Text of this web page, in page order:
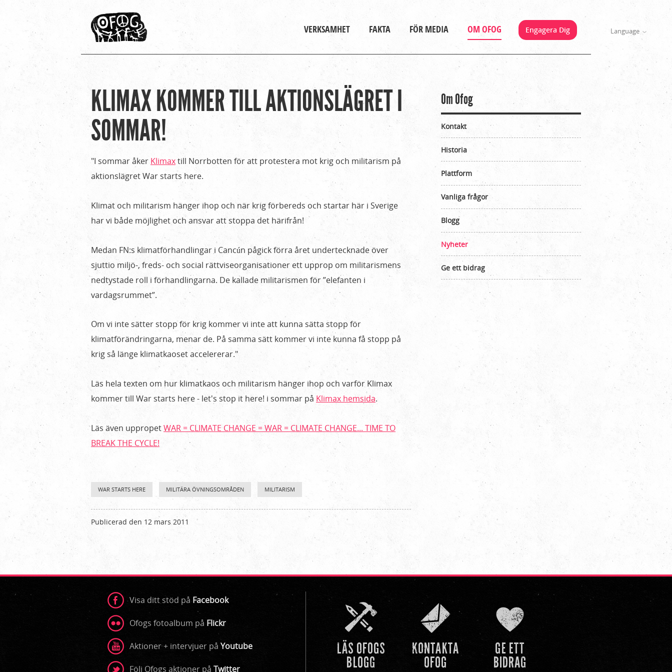
Gå till huvudinnehåll
Language
Huvudmeny
VERKSAMHET FAKTA FÖR MEDIA OM OFOG Engagera Dig
Du
är
här
Hem
›
Om
Ofog
Nyheter
kommer
sommar!
KLIMAX KOMMER TILL AKTIONSLÄGRET I
SOMMAR!
"I sommar åker Klimaxtill Norrbotten för att protestera mot krig och militarism på
aktionslägret War starts here.
Klimat och militarism hänger ihop och när krig förbereds och startar här i Sverige
har vi både möjlighet och ansvar att stoppa det härifrån!
Medan FN:s klimatförhandlingar i Cancún pågick förra året undertecknade över
sjuttio miljö-, freds- och social rättviseorganisationer ett upprop om militarismens
nedtystade roll i förhandlingarna. De kallade militarismen för ”elefanten i
vardagsrummet”.
Om vi inte sätter stopp för krig kommer vi inte att kunna sätta stopp för
klimatförändringarna, menar de. På samma sätt kommer vi inte kunna få stopp på
krig så länge klimatkaoset accelererar."
Läs hela texten om hur klimatkaos och militarism hänger ihop och varför Klimax
kommer till War starts here - let's stop it here! i sommar på Klimax hemsida.
Läs även uppropetWAR = CLIMATE CHANGE = WAR = CLIMATE CHANGE... TIME TO
BREAK THE CYCLE!
WAR STARTS HERE MILITÄRA ÖVNINGSOMRÅDEN MILITARISM
Publicerad den 12 mars 2011
Om Ofog
Kontakt
Historia
Plattform
Vanliga frågor
Blogg
Nyheter
Ge ett bidrag
Visa ditt stöd på Facebook
Ofogs fotoalbum på Flickr
Aktioner + intervjuer på Youtube
Följ Ofogs aktioner på Twitter